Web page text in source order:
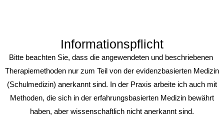
Informationspflicht
Bitte beachten Sie, dass die angewendeten und beschriebenen
Therapiemethoden nur zum Teil von der evidenzbasierten Medizin
(Schulmedizin) anerkannt sind. In der Praxis arbeite ich auch mit
Methoden, die sich in der erfahrungsbasierten Medizin bewährt
haben, aber wissenschaftlich nicht anerkannt sind.